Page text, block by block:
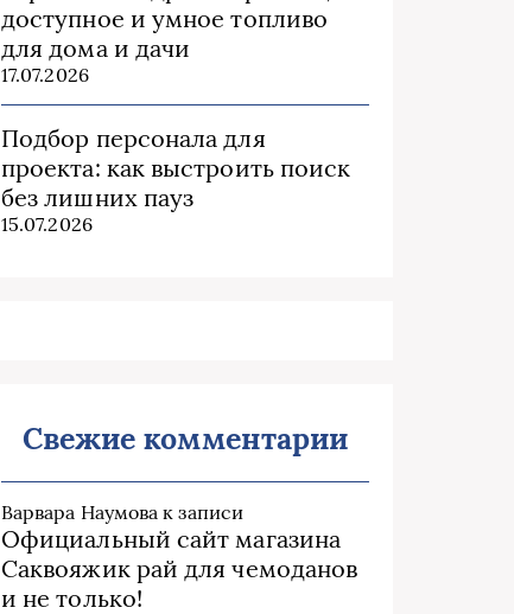
доступное и умное топливо
для дома и дачи
17.07.2026
Подбор персонала для
проекта: как выстроить поиск
без лишних пауз
15.07.2026
Свежие комментарии
Варвара Наумова к записи
Официальный сайт магазина
Саквояжик рай для чемоданов
и не только!